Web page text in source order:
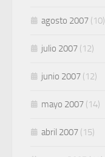
agosto 2007 (10)
julio 2007 (12)
junio 2007 (12)
mayo 2007 (14)
abril 2007 (15)